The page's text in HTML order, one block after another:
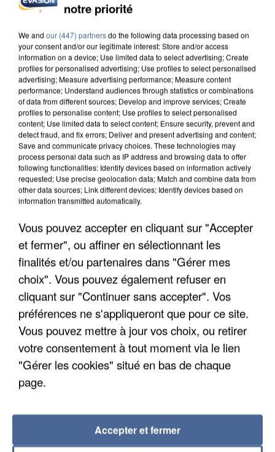
L’UN DES FONDATEURS SUPPOSÉS DE LA DZ
UN SECOND CADRE DE LA DZ MAFIA
INTERPELLÉ EN ALGÉRIE
notre priorité
We and our (447) partnersdo the following data processing based on
your consent and/or our legitimate interest: Store and/or access
information on a device; Use limited data to select advertising; Create
profiles for personalised advertising; Use profiles to select personalised
advertising; Measure advertising performance; Measure content
performance; Understand audiences through statistics or combinations
of data from different sources; Develop and improve services; Create
profiles to personalise content; Use profiles to select personalised
content; Use limited data to select content; Ensure security, prevent and
detect fraud, and fix errors; Deliver and present advertising and content;
Save and communicate privacy choices. These technologies may
process personal data such as IP address and browsing data to offer
following functionalities: Identify devices based on information actively
requested; Use precise geolocation data; Match and combine data from
other data sources; Link different devices; Identify devices based on
information transmitted automatically.
Vous pouvez accepter en cliquant sur "Accepter
et fermer", ou affiner en sélectionnant les
finalités et/ou partenaires dans "Gérer mes
choix". Vous pouvez également refuser en
cliquant sur "Continuer sans accepter". Vos
préférences ne s'appliqueront que pour ce site.
Vous pouvez mettre à jour vos choix, ou retirer
votre consentement à tout moment via le lien
"Gérer les cookies" situé en bas de chaque
page.
Accepter et fermer